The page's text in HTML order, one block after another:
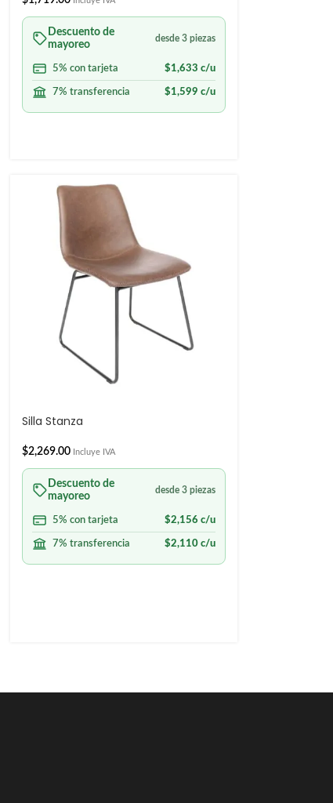
Descuento de
mayoreo
desde 3 piezas
5% con tarjeta $1,633 c/u
7% transferencia $1,599 c/u
Silla Stanza
$2,269.00 Incluye IVA
Descuento de
mayoreo
desde 3 piezas
5% con tarjeta $2,156 c/u
7% transferencia $2,110c/u